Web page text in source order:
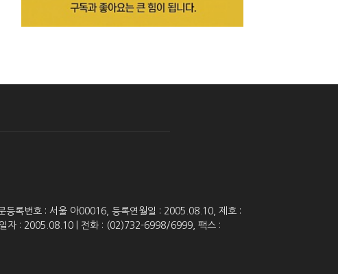
등록번호 : 서울 아00016, 등록연월일 : 2005.08.10, 제호 :
일자 : 2005.08.10 | 전화 : (02)732-6998/6999, 팩스 :